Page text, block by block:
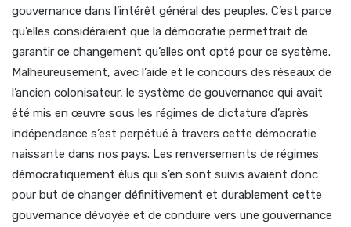
gouvernance dans l’intérêt général des peuples. C’est parce
qu’elles considéraient que la démocratie permettrait de
garantir ce changement qu’elles ont opté pour ce système.
Malheureusement, avec l’aide et le concours des réseaux de
l’ancien colonisateur, le système de gouvernance qui avait
été mis en œuvre sous les régimes de dictature d’après
indépendance s’est perpétué à travers cette démocratie
naissante dans nos pays. Les renversements de régimes
démocratiquement élus qui s’en sont suivis avaient donc
pour but de changer définitivement et durablement cette
gouvernance dévoyée et de conduire vers une gouvernance